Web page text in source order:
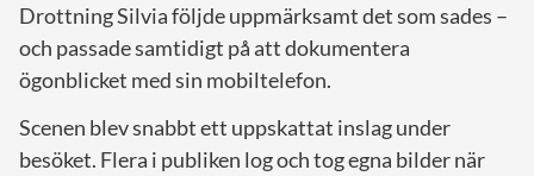
Drottning Silvia följde uppmärksamt det som sades –
och passade samtidigt på att dokumentera
ögonblicket med sin mobiltelefon.
Scenen blev snabbt ett uppskattat inslag under
besöket. Flera i publiken log och tog egna bilder när